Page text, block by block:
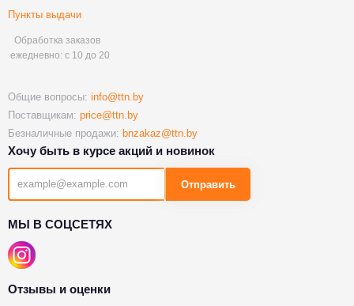
Пункты выдачи
Обработка заказов
ежедневно: с 10 до 20
Общие вопросы: info@ttn.by
Поставщикам: price@ttn.by
Безналичные продажи: bnzakaz@ttn.by
Хочу быть в курсе акций и новинок
Отправить
МЫ В СОЦСЕТЯХ
Отзывы и оценки